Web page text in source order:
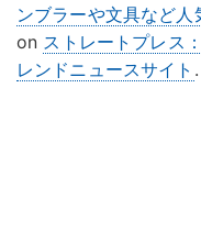
ンブラーや文具など
on ストレートプレス
レンドニュースサイト .